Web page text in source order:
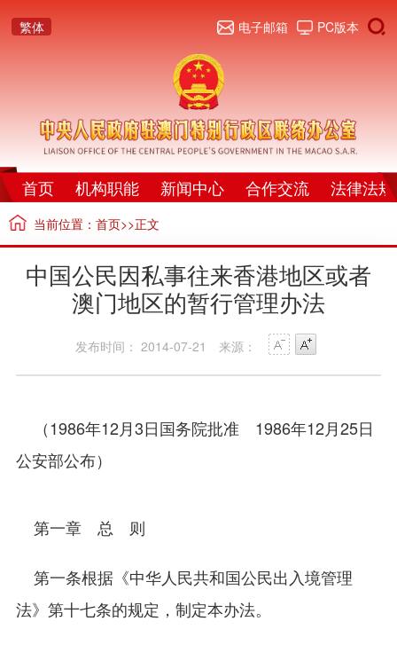
繁体 PC版本
电子邮箱
首页 机构职能 新闻中心 合作交流 法律法规
当前位置： 首页>>正文
中国公民因私事往来香港地区或者
澳门地区的暂行管理办法
发布时间： 2014-07-21 来源：
（1986年12月3日国务院批准 1986年12月25日
公安部公布）
第一章 总 则
第一条根据《中华人民共和国公民出入境管理
法》第十七条的规定，制定本办法。